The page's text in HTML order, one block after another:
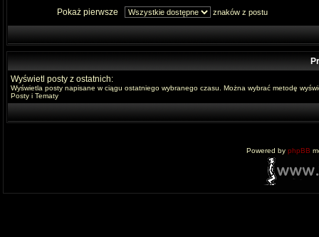
Pokaż pierwsze znaków z postu
Wyświetl posty z ostatnich:
Wyświetla posty napisane w ciągu ostatniego wybranego czasu. Można wybrać metodę
Posty i Tematy
Powered by phpBB